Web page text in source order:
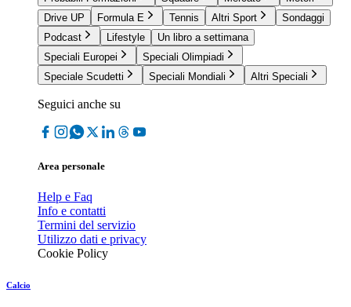
Drive UP
Formula E Tennis Altri Sport
Sondaggi
Podcast
Lifestyle
Un libro a settimana
Speciali Europei
Speciali Olimpiadi
Speciale Scudetti
Speciali Mondiali Altri Speciali
Seguici anche su
Area personale
Help e Faq
Info e contatti
Termini del servizio
Utilizzo dati e privacy
Cookie Policy
Calcio